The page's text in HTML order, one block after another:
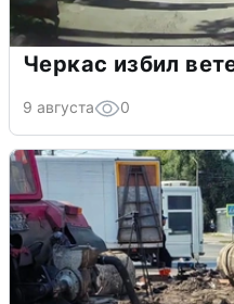
Черкас избил
9 августа 0